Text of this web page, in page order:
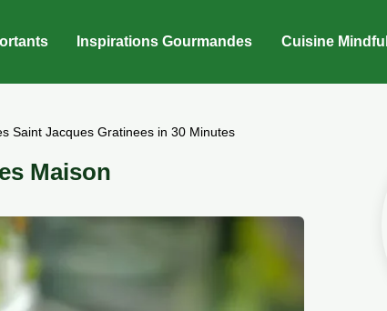
Inspirations Gourmandes Cuisine Mindful
Saint Jacques Gratinees in 30 Minutes
Maison